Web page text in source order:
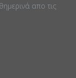
απο τις